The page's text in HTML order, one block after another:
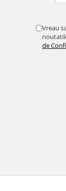
Vreau
de